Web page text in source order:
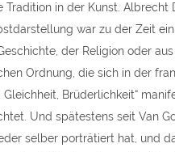
in der Kunst. Albrecht
war zu der Zeit
der Religion oder
Ordnung, die sich in der
Brüderlichkeit“
Und spätestens seit Van
selber porträtiert hat, und